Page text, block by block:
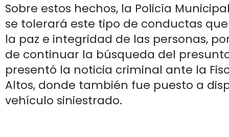
Sobre estos hechos, la Policía
se tolerará este tipo de conductas
la paz e integridad de las personas,
de continuar la búsqueda del
presentó la noticia criminal ante la
Altos, donde también fue puesto a
vehículo siniestrado.